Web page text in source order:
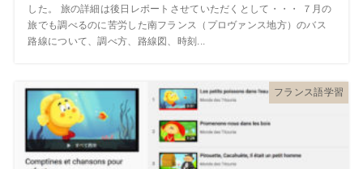
した。 旅の詳細は後日レポートさせていただくとして・・・ ７月の
旅でも調べるのに苦労した南フランス（プロヴァンス地方）のバス
路線について、調べ方、路線図、時刻...
フランス語学習